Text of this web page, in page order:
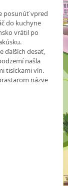
posunúť vpred
do kuchyne
vrátil po
ďalších desať,
našla
tisíckami vín.
názve